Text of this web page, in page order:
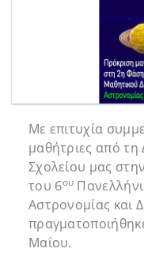
Με επιτυχία
μαθήτριες από τη
Σχολείου μας
του 6ου
Αστρονομίας και
Μαΐου.